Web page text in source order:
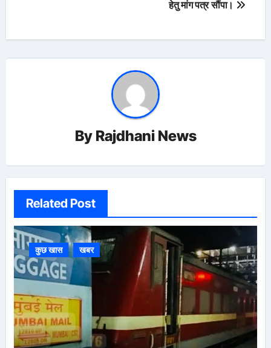
हेतु मांग पत्र सौंपा।
By Rajdhani News
Related Post
कुछ खास खबर